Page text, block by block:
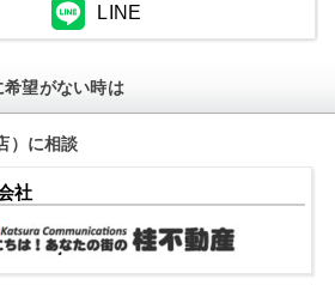
LINE
望がない時は
）に相談
社